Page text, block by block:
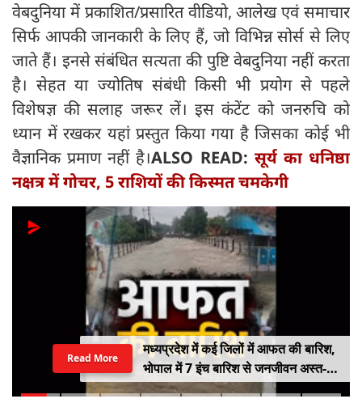
वेबदुनिया में प्रकाशित/प्रसारित वीडियो, आलेख एवं समाचार
सिर्फ आपकी जानकारी के लिए हैं, जो विभिन्न सोर्स से लिए
जाते हैं। इनसे संबंधित सत्यता की पुष्टि वेबदुनिया नहीं करता
है। सेहत या ज्योतिष संबंधी किसी भी प्रयोग से पहले
विशेषज्ञ की सलाह जरूर लें। इस कंटेंट को जनरुचि को
ध्यान में रखकर यहां प्रस्तुत किया गया है जिसका कोई भी
वैज्ञानिक प्रमाण नहीं है।ALSO READ: सूर्य का धनिष्ठा
नक्षत्र में गोचर, 5 राशियों की किस्मत चमकेगी
मध्यप्रदेश में कई जिलों में आफत की बारिश,
भोपाल में 7 इंच बारिश से जनजीवन अस्त-
व्यस्त, कई जिलों में नदी-नाले उफान पर,
Read More